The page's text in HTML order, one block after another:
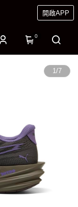
開啟APP
0
1/7